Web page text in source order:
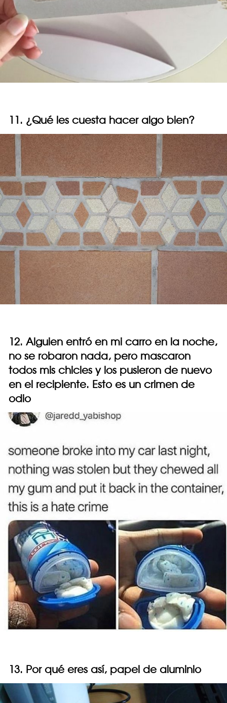
11. ¿Qué les cuesta hacer algo bien?
12. Alguien entró en mi carro en la noche,
no se robaron nada, pero mascaron
todos mis chicles y los pusieron de nuevo
en el recipiente. Esto es un crimen de
odio
13. Por qué eres así, papel de aluminio